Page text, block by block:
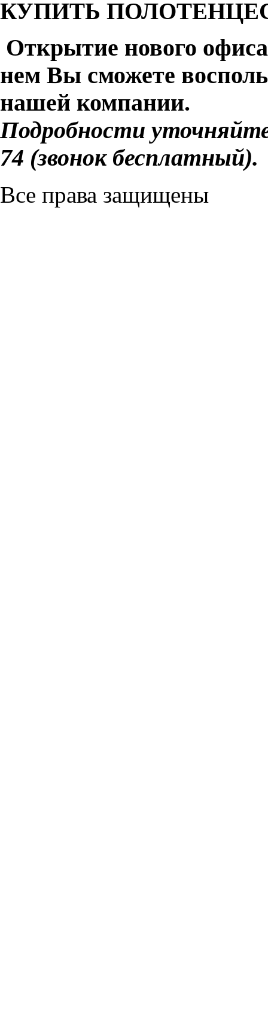
КУПИТЬ
Открытие нового
нем Вы сможете
нашей компании.
Подробности
74 (звонок бесплатный).
Все права защищены